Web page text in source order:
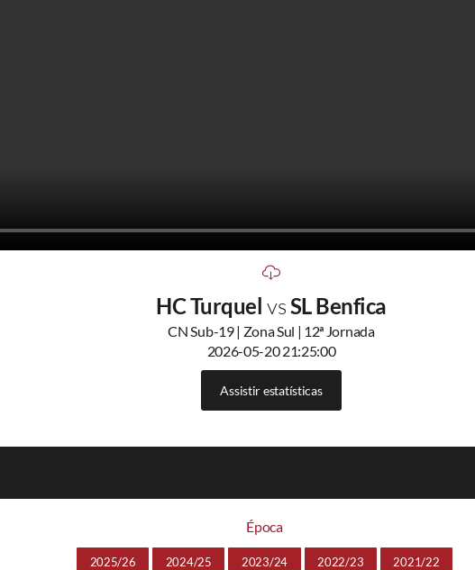
HC Turquel vsSL Benfica
CN Sub-19 | Zona Sul | 12ª Jornada
2026-05-20 21:25:00
Assistir estatísticas
Época
2025/26 2024/25 2023/24 2022/23 2021/22